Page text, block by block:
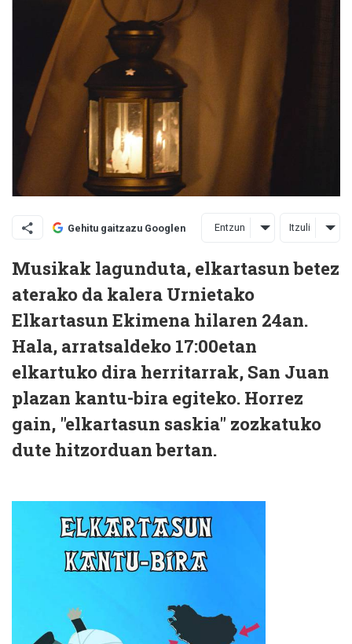
Gehitu gaitzazu Googlen Entzun Itzuli
Musikak lagunduta, elkartasun betez
aterako da kalera Urnietako
Elkartasun Ekimena hilaren 24an.
Hala, arratsaldeko 17:00etan
elkartuko dira herritarrak, San Juan
plazan kantu-bira egiteko. Horrez
gain, "elkartasun saskia" zozkatuko
dute hitzorduan bertan.